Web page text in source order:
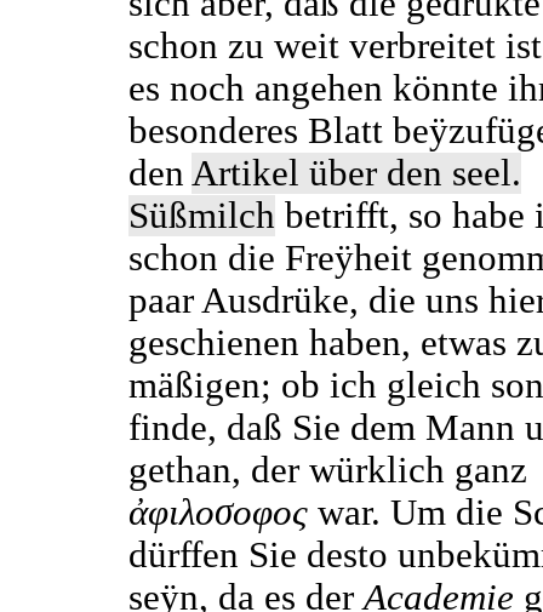
schon zu weit verbreitet
es noch angehen könnte
besonderes Blatt
den Artikel über den seel.
Süßmilch betrifft, so habe
schon die Freÿheit
paar Ausdrüke, die uns
geschienen haben, etwas
mäßigen; ob ich gleich
finde, daß Sie dem Mann
gethan, der würklich ganz
ἀφιλοσοφος war. Um die
dürffen Sie desto
seÿn, da es der Academie